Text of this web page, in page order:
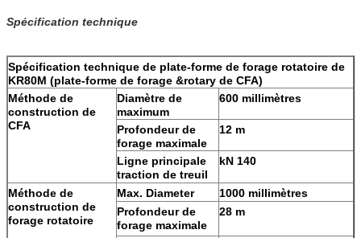
Spécification technique
Spécification technique de plate-forme de forage rotatoire de
KR80M (plate-forme de forage &rotary de CFA)
Méthode de
construction de
CFA
Diamètre de
maximum
600 millimètres
Profondeur de
forage maximale
12 m
Ligne principale
traction de treuil
kN 140
Méthode de
construction de
forage rotatoire
Max. Diameter
1000 millimètres
Profondeur de
forage maximale
28 m